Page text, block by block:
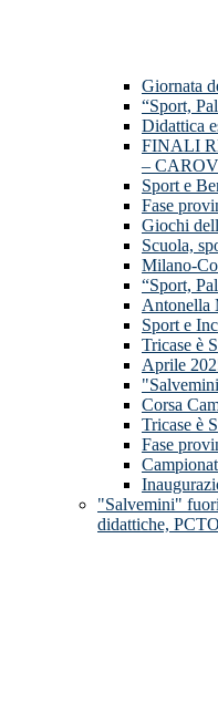
Giornata
“Sport,
Didattica
FINALI
–
Sport e
Fase
Giochi
Scuola,
Milano-
“Sport,
Antonella
Sport e
Tricase è
Aprile
Corsa
Tricase è
Fase
"Salvemini"
didattiche,